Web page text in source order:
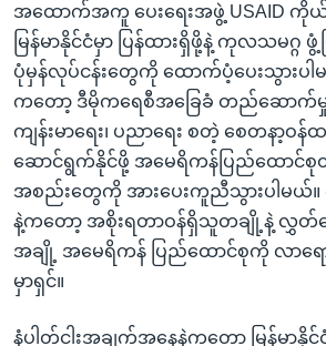
အထောက်အကူ ပေးရေးအဖွဲ့ USAID ကို
မြန်မာနိုင်ငံမှာ ပြန်ထားရှိဖို့နဲ့ ကုလသမဂ္ဂ
ပုံမှန်လုပ်ငန်းတွေကို ထောက်ပံ့ပေးသွား
ကတော့ ဒီမိုကရေစီအခြေခံ တည်ဆောက်
ကျန်းမာရေး၊ ပညာရေး စတဲ့ စေတနာ့ဝန်
ဆောင်ရွက်နိုင်ဖို့ အမေရိကန်ပြည်ထောင်
အစည်းတွေကို အားပေးကူညီသွားပါမယ်
နဲ့ကတော့ အစိုးရတာဝန်ရှိသူတချို့နဲ့ လွှတ်
အချို့ အမေရိကန် ပြည်ထောင်စုကို လာရော
မှာရှင်။
နံပါတ်ငါးအချက်အနေနဲ့ကတော့ မြန်မာ